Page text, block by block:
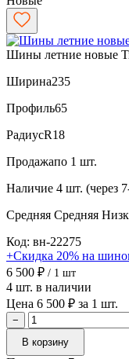
Шины летние новые
Ширина235
Профиль65
РадиусR18
Продажапо 1 шт.
Наличие 4 шт. (через
Средняя Средняя
Код: вн-22275
+Скидка 20% на
6 500 ₽ / 1 шт
4 шт. в наличии
Цена 6 500 ₽ за 1 шт.
−
В корзину